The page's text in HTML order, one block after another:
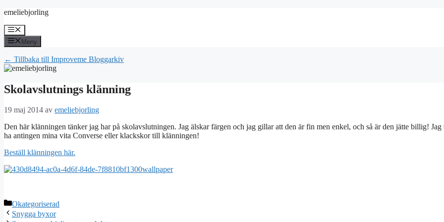
Hoppa
innehåll
emeliebjorling
Meny
Meny
← Tillbaka till Improveme Bloggarkiv
Skolavslutnings klänning
19 maj 2014 av emeliebjorling
Den här klänningen tänker jag har på skolavslutningen. Jag älskar färgen och jag gillar att den är fin men enkel, och så är den jätte billig! Jag
ha antingen mina vita Converse eller klackskor till klänningen!
Beställ klänningen här.
Kategorier
Okategoriserad
Snygga byxor